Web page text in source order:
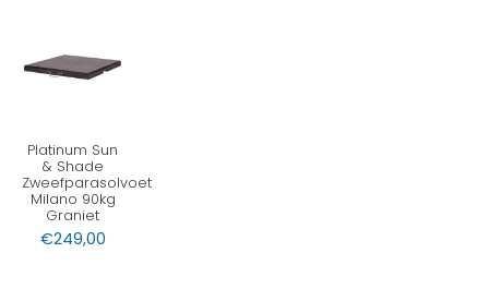
Platinum Sun
& Shade
Zweefparasolvoet
Milano 90kg
Graniet
€249,00